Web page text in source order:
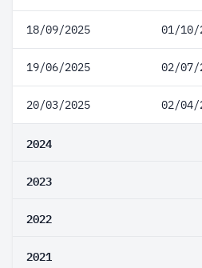
18/09/2025 01/10/
19/06/2025 02/07/
20/03/2025 02/04/
2024
2023
2022
2021